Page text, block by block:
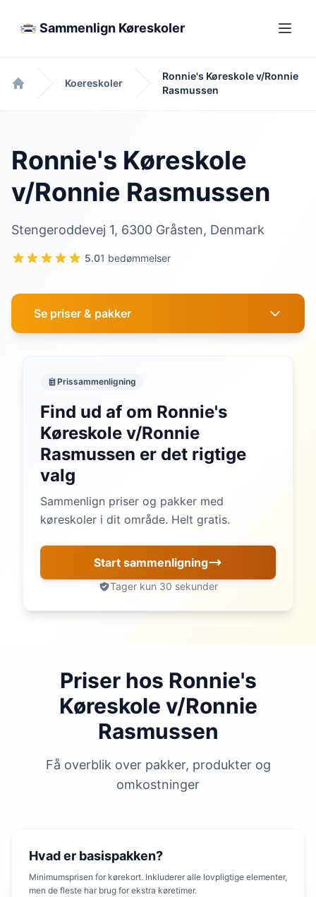
Sammenlign Køreskoler
Forside
Koereskoler
Ronnie's Køreskole v/Ronnie
Rasmussen
Ronnie's Køreskole
v/Ronnie Rasmussen
Stengeroddevej 1, 6300 Gråsten, Denmark
5.01 bedømmelser
Se priser & pakker
Prissammenligning
Find ud af om Ronnie's
Køreskole v/Ronnie
Rasmussen er det rigtige
valg
Sammenlign priser og pakker med
køreskoler i dit område. Helt gratis.
Start sammenligning
Tager kun 30 sekunder
Priser hos Ronnie's
Køreskole v/Ronnie
Rasmussen
Få overblik over pakker, produkter og
omkostninger
Hvad er basispakken?
Minimumsprisen for kørekort. Inkluderer alle lovpligtige elementer,
men de fleste har brug for ekstra køretimer.